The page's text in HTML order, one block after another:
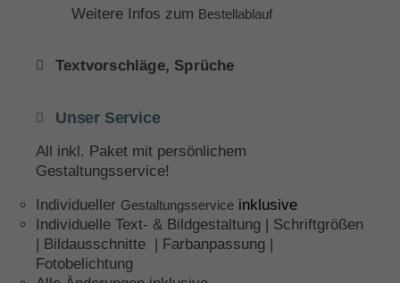
Weitere Infos zum Bestellablauf
Textvorschläge, Sprüche
Unser Service
All inkl. Paket mit persönlichem
Gestaltungsservice!
Individueller Gestaltungsservice inklusive
Individuelle Text- & Bildgestaltung | Schriftgrößen
| Bildausschnitte | Farbanpassung |
Fotobelichtung